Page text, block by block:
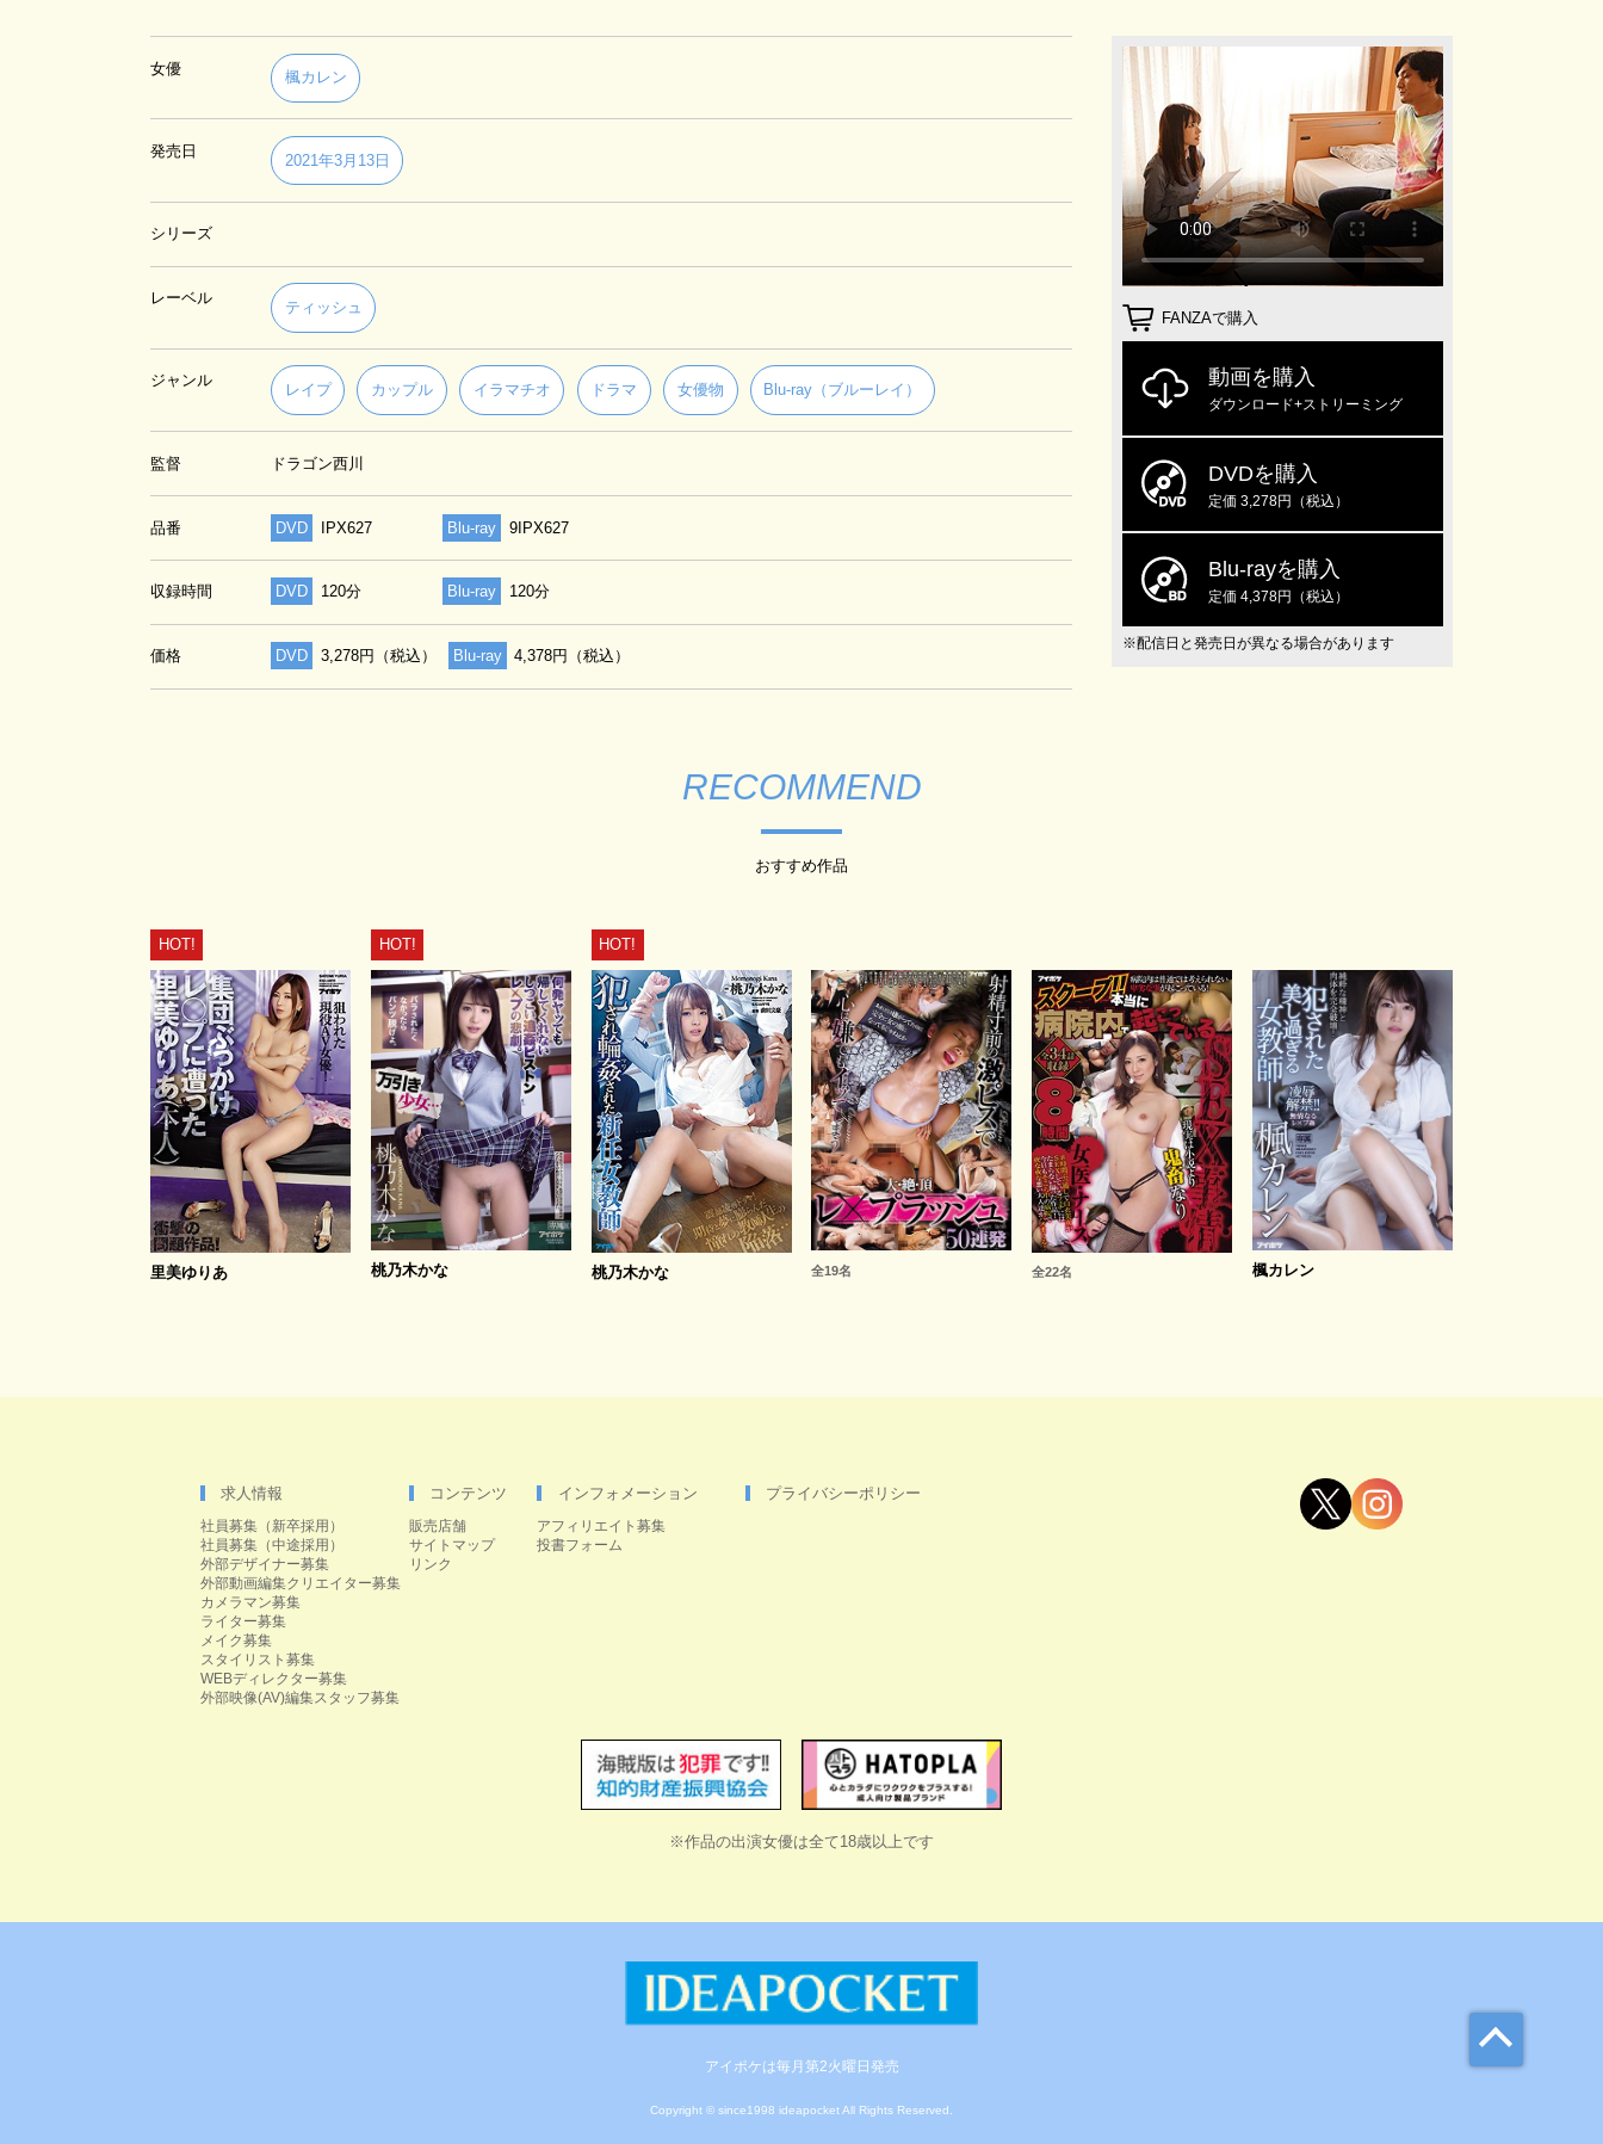
女優
楓カレン
発売日
2021年3月13日
シリーズ
レーベル
ティッシュ
ジャンル
レイプ カップル イラマチオ ドラマ 女優物 Blu-ray（ブルーレイ）
監督 ドラゴン西川
品番 DVD IPX627 Blu-ray 9IPX627
収録時間 DVD 120分 Blu-ray 120分
価格 DVD 3,278円（税込） Blu-ray 4,378円（税込）
FANZAで購入
動画を購入
ダウンロード+ストリーミング
DVDを購入
定価 3,278円（税込）
Blu-rayを購入
定価 4,378円（税込）
※配信日と発売日が異なる場合があります
RECOMMEND
おすすめ作品
HOT!
里美ゆりあ
HOT!
桃乃木かな
HOT!
桃乃木かな 全19名 全22名 楓カレン
求人情報
社員募集（新卒採用）
社員募集（中途採用）
外部デザイナー募集
外部動画編集クリエイター募集
カメラマン募集
ライター募集
メイク募集
スタイリスト募集
WEBディレクター募集
外部映像(AV)編集スタッフ募集
コンテンツ
販売店舗
サイトマップ
リンク
インフォメーション
アフィリエイト募集
投書フォーム
プライバシーポリシー
※作品の出演女優は全て18歳以上です
アイポケは毎月第2火曜日発売
Copyright © since1998 ideapocket All Rights Reserved.